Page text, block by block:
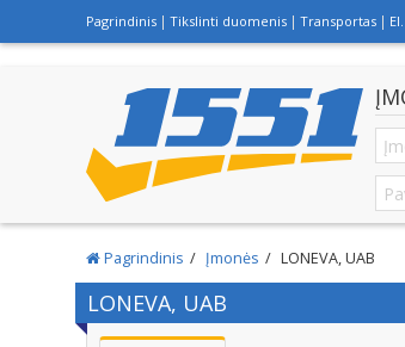
Pagrindinis Tikslinti duomenis Transportas
Pagrindinis Įmonės LONEVA, UAB
LONEVA, UAB